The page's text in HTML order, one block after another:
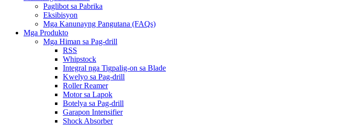
Paglibot sa Pabrika
Eksibisyon
Mga Kanunayng Pangutana (FAQs)
Mga Produkto
Mga Himan sa Pag-drill
RSS
Whipstock
Integral nga Tigpalig-on sa Blade
Kwelyo sa Pag-drill
Roller Reamer
Motor sa Lapok
Botelya sa Pag-drill
Garapon Intensifier
Shock Absorber